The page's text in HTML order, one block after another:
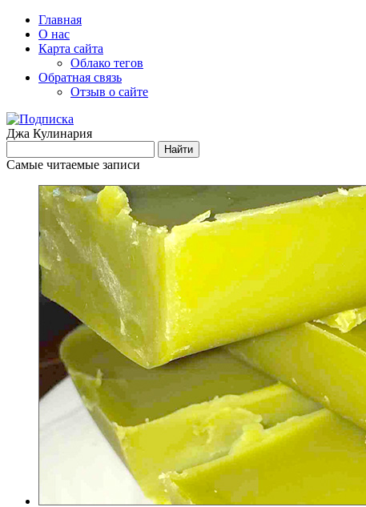
Главная
О нас
Карта сайта
Облако тегов
Обратная связь
Отзыв о сайте
Джа Кулинария
Самые читаемые записи